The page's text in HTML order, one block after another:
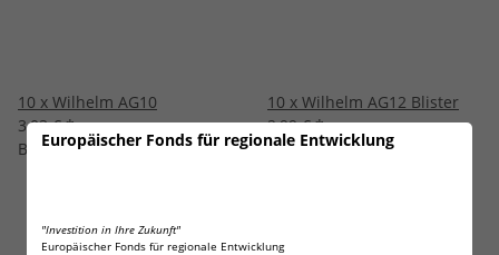
Europäischer Fonds für regionale Entwicklung
"Investition in Ihre Zukunft"
Europäischer Fonds für regionale Entwicklung
10 x Wilhelm AG10
3,03 €*
10 x Wilhelm AG12 Blister
2,99 €*
Bestseller
Bestseller